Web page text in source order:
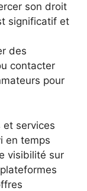
son droit
significatif et
des
contacter
pour
et services
en temps
visibilité sur